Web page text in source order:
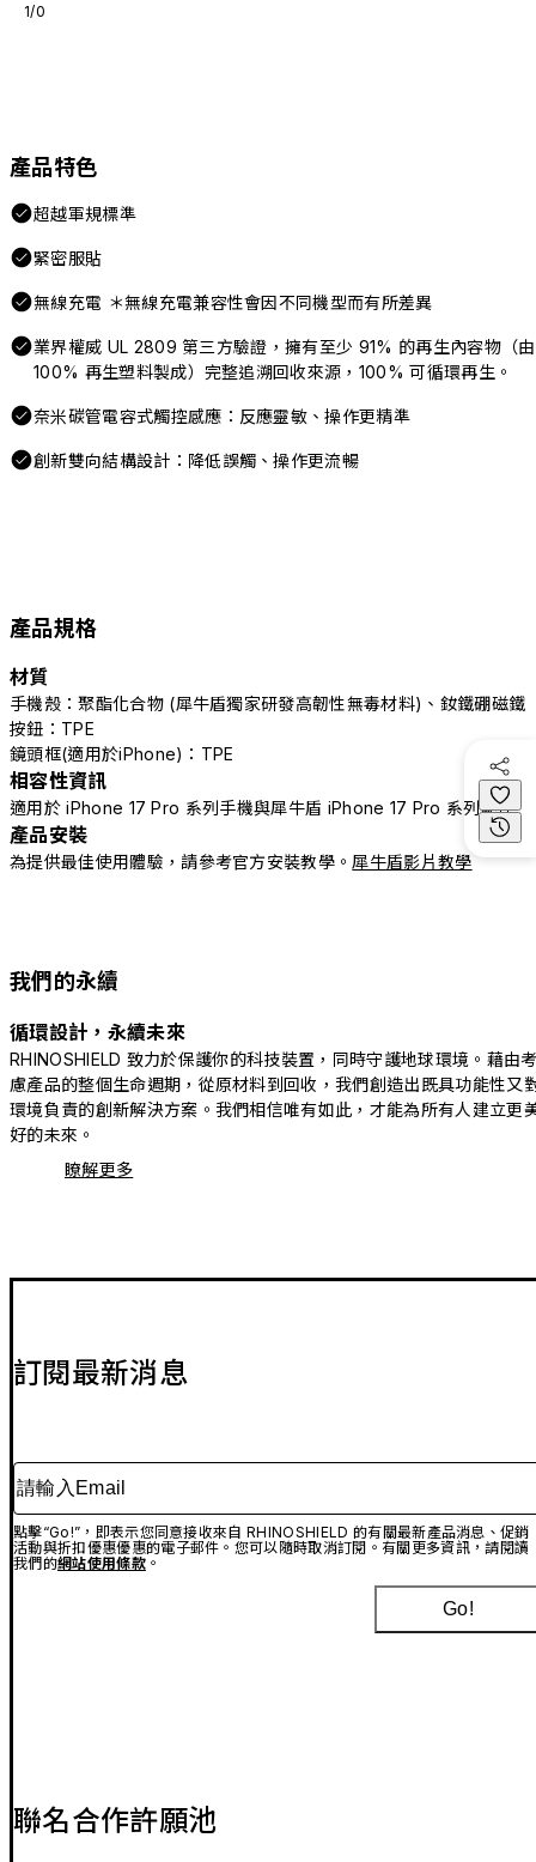
1/0
產品特色
超越軍規標準
緊密服貼
無線充電 ＊無線充電兼容性會因不同機型而有所差異
業界權威 UL 2809 第三方驗證，擁有至少 91% 的再生內容物（由
100% 再生塑料製成）完整追溯回收來源，100% 可循環再生。
奈米碳管電容式觸控感應：反應靈敏、操作更精準
創新雙向結構設計：降低誤觸、操作更流暢
產品規格
材質
手機殼：聚酯化合物 (犀牛盾獨家研發高韌性無毒材料)、釹鐵硼磁鐵
按鈕：TPE
鏡頭框(適用於iPhone)：TPE
相容性資訊
適用於 iPhone 17 Pro 系列手機與犀牛盾 iPhone 17 Pro 系列配件
產品安裝
為提供最佳使用體驗，請參考官方安裝教學。 犀牛盾影片教學
我們的永續
循環設計，永續未來
RHINOSHIELD 致力於保護你的科技裝置，同時守護地球環境。藉由
慮產品的整個生命週期，從原材料到回收，我們創造出既具功能性又
環境負責的創新解決方案。我們相信唯有如此，才能為所有人建立更
好的未來。
瞭解更多
訂閱最新消息
請輸入Email
點擊“Go!”，即表示您同意接收來自 RHINOSHIELD 的有關最新產品消息、促銷
活動與折扣優惠優惠的電子郵件。您可以隨時取消訂閱。有關更多資訊，請閱讀
我們的網站使用條款。
Go!
聯名合作許願池